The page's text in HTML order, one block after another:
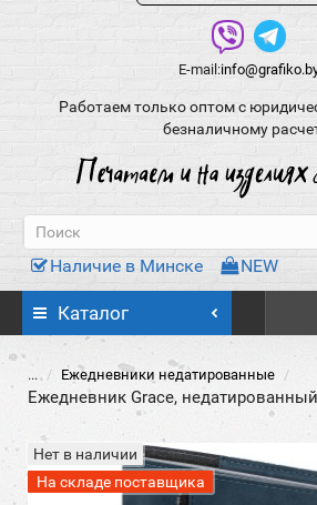
E-mail:
Работаем только оптом с
безналичному
Наличие в Минске NEW
Каталог
... Ежедневники недатированные
Ежедневник Grace,
Нет в наличии
На складе поставщика